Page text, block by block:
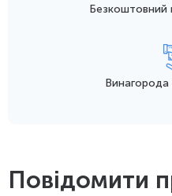
Безкоштовний
Винагорода
Повідомити